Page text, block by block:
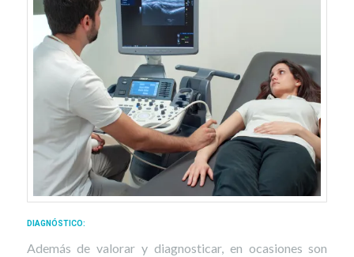
DIAGNÓSTICO:
Además de valorar y diagnosticar, en ocasiones son